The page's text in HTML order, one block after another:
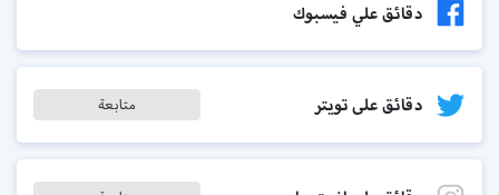
دقائق علي فيسبوك
دقائق على تويتر متابعة